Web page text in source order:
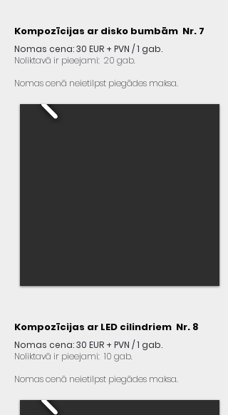
Kompozīcijas ar disko bumbām Nr. 7
Nomas cena: 30 EUR + PVN / 1 gab.
Noliktavā ir pieejami: 20 gab.
Nomas cenā neietilpst piegādes maksa.
Kompozīcijas ar LED cilindriem Nr. 8
Nomas cena: 30 EUR + PVN / 1 gab.
Noliktavā ir pieejami: 10 gab.
Nomas cenā neietilpst piegādes maksa.